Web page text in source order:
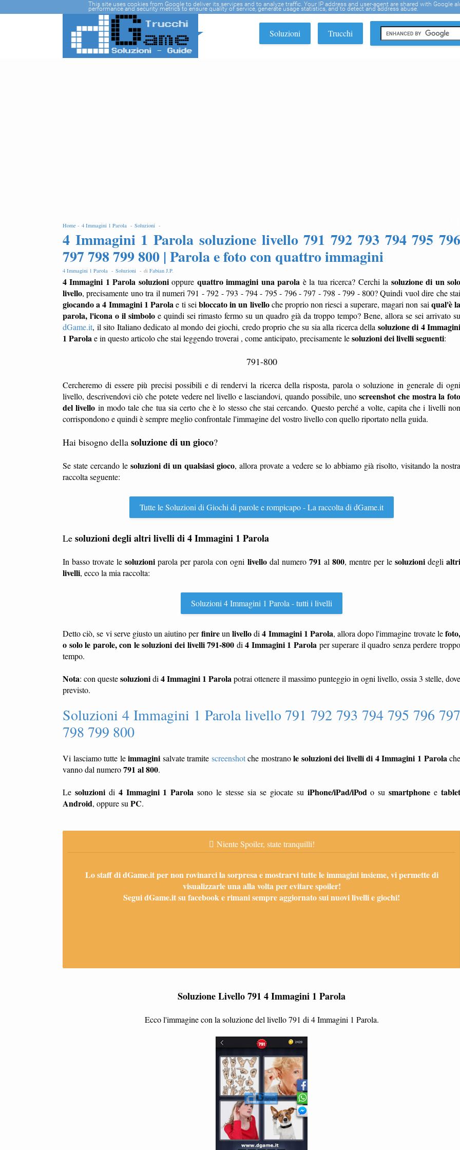
Soluzioni Trucchi
Home - 4 Immagini 1 Parola - Soluzioni -
4 Immagini 1 Parola soluzione livello 791 792 793 794 795 796
797 798 799 800 | Parola e foto con quattro immagini
4 Immagini 1 Parola - Soluzioni - di Fabian J.P.
4 Immagini 1 Parola soluzionioppure quattro immagini una parola è la tua ricerca? Cerchi la soluzione di un solo
livello, precisamente uno tra il numeri 791 - 792 - 793 - 794 - 795 - 796 - 797 - 798 - 799 - 800? Quindi vuol dire che stai
giocando a 4 Immagini 1 Parolae ti sei bloccato in un livelloche proprio non riesci a superare, magari non sai qual'è la
parola, l'icona o il simbolo e quindi sei rimasto fermo su un quadro già da troppo tempo? Bene, allora se sei arrivato su
dGame.it, il sito Italiano dedicato al mondo dei giochi, credo proprio che su sia alla ricerca della soluzione di 4 Immagini
1 Parolae in questo articolo che stai leggendo troverai , come anticipato, precisamente lesoluzioni dei livelli seguenti:
791-800
Cercheremo di essere più precisi possibili e di rendervi la ricerca della risposta, parola o soluzione in generale di ogni
livello, descrivendovi ciò che potete vedere nel livello e lasciandovi, quando possibile, unoscreenshot che mostra la foto
del livello in modo tale che tua sia certo che è lo stesso che stai cercando. Questo perché a volte, capita che i livelli non
corrispondono e quindi è sempre meglio confrontale l'immagine del vostro livello con quello riportato nella guida.
Hai bisogno della soluzione di un gioco?
Se state cercando le soluzioni di un qualsiasi gioco, allora provate a vedere se lo abbiamo già risolto, visitando la nostra
raccolta seguente:
Tutte le Soluzioni di Giochi di parole e rompicapo - La raccolta di dGame.it
Le soluzioni degli altri livelli di 4 Immagini 1 Parola
In basso trovate lesoluzioni parola per parola con ogni livellodal numero 791 al 800, mentre per le soluzionideglialtri
livelli, ecco la mia raccolta:
Soluzioni 4 Immagini 1 Parola - tutti i livelli
Detto ciò, se vi serve giusto un aiutino perfinireunlivellodi4 Immagini 1 Parola, allora dopo l'immagine trovate lefoto,
o solo le parole, con le soluzioni dei livelli 791-800 di4 Immagini 1 Parola per superare il quadro senza perdere troppo
tempo.
Nota: con questesoluzionidi 4 Immagini 1 Parolapotrai ottenere il massimo punteggio in ogni livello, ossia 3 stelle, dove
previsto.
Soluzioni 4 Immagini 1 Parola livello 791 792 793 794 795 796 797
798 799 800
Vi lasciamo tutte leimmagini salvate tramite screenshotche mostranole soluzioni dei livelli di 4 Immagini 1 Parola che
vanno dal numero791 al 800.
Le soluzionidi 4 Immagini 1 Parola sono le stesse sia se giocate su iPhone/iPad/iPod o susmartphone etablet
Android, oppure su PC.
Niente Spoiler, state tranquilli!
Lo staff di dGame.it per non rovinarci la sorpresa e mostrarvi tutte le immagini insieme, vi permette di
visualizzarle una alla volta per evitare spoiler!
Segui dGame.it su facebook e rimani sempre aggiornato sui nuovi livelli e giochi!
Soluzione Livello 791 4 Immagini 1 Parola
Ecco l'immagine con la soluzione del livello 791 di 4 Immagini 1 Parola.
This site uses cookies from Google to deliver its services and to analyze traffic. Your IP address and user-agent are shared with Google
performance and security metrics to ensure quality of service, generate usage statistics, and to detect and address abuse.